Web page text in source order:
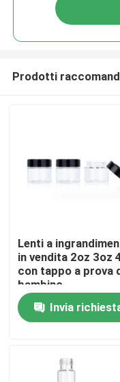
Casa
Prodotti
Lenti a
in vendita 2oz 3oz
con tappo a prova
bambino
Invia